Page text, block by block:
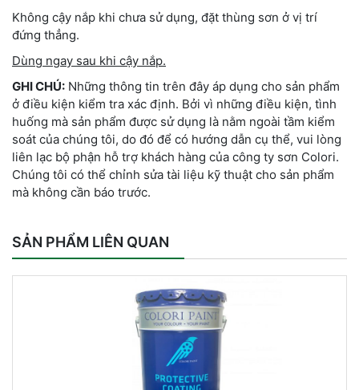
Không cậy nắp khi chưa sử dụng, đặt thùng sơn ở vị trí
đứng thẳng.
Dùng ngay sau khi cậy nắp.
GHI CHÚ: Những thông tin trên đây áp dụng cho sản phẩm
ở điều kiện kiểm tra xác định. Bởi vì những điều kiện, tình
huống mà sản phẩm được sử dụng là nằm ngoài tầm kiểm
soát của chúng tôi, do đó để có hướng dẫn cụ thể, vui lòng
liên lạc bộ phận hỗ trợ khách hàng của công ty sơn Colori.
Chúng tôi có thể chỉnh sửa tài liệu kỹ thuật cho sản phẩm
mà không cần báo trước.
SẢN PHẨM LIÊN QUAN